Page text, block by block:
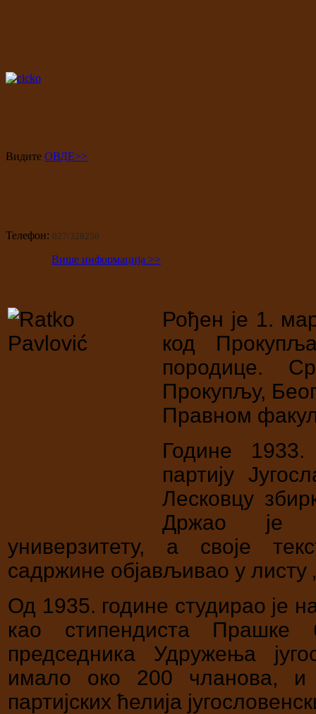
Видите ОВДЕ>>
Телефон: 027/328256
Више информација >>
Рођен је 1.
код
породице.
Прокупљу,
Правном
Године
партију
Лесковцу
Држао је
универзитету, а своје
садржине објављивао у листу
Од 1935. године студирао је
као стипендиста
председника Удружења
имало око 200 чланова, и
партијских ћелија